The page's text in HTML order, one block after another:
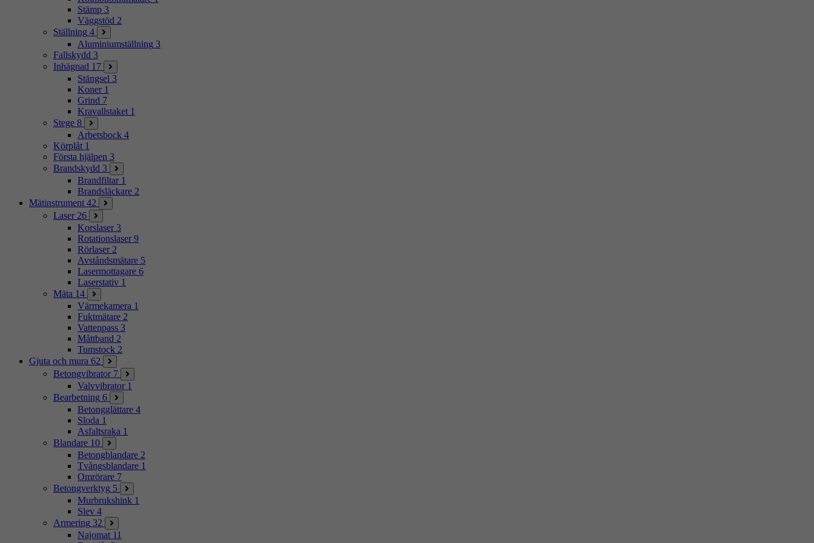
Stämp 3
Väggstöd 2
Ställning 4
Aluminiumställning 3
Fallskydd 3
Inhägnad 17
Stängsel 3
Koner 1
Grind 7
Kravallstaket 1
Stege 8
Arbetsbock 4
Körplåt 1
Första hjälpen 3
Brandskydd 3
Brandfiltar 1
Brandsläckare 2
Mätinstrument 42
Laser 26
Korslaser 3
Rotationslaser 9
Rörlaser 2
Avståndsmätare 5
Lasermottagare 6
Laserstativ 1
Mäta 14
Värmekamera 1
Fuktmätare 2
Vattenpass 3
Måttband 2
Tumstock 2
Gjuta och mura 62
Betongvibrator 7
Valvvibrator 1
Bearbetning 6
Betongglättare 4
Sloda 1
Asfaltsraka 1
Blandare 10
Betongblandare 2
Tvångsblandare 1
Omrörare 7
Betongverktyg 5
Murbrukshink 1
Slev 4
Armering 32
Najomat 11